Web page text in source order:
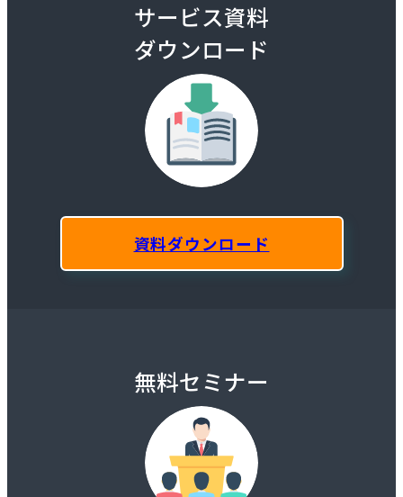
サービス資料
ダウンロード
資料ダウンロード
無料セミナー